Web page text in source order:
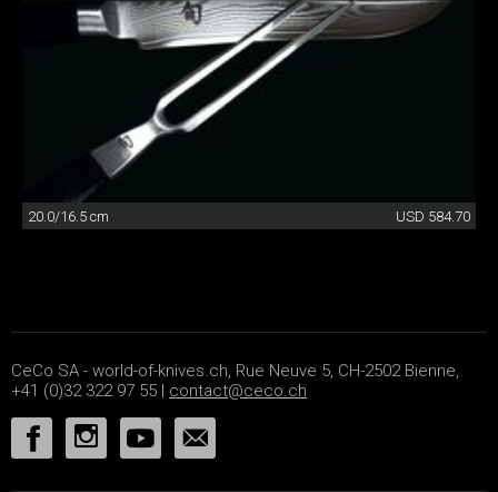
20.0/16.5 cm USD 584.70
CeCo SA - world-of-knives.ch, Rue Neuve 5, CH-2502 Bienne,
+41 (0)32 322 97 55 | contact@ceco.ch